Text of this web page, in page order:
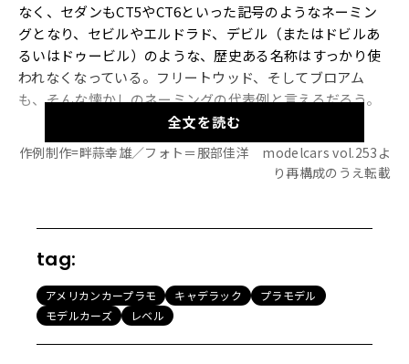
なく、セダンもCT5やCT6といった記号のようなネーミン
グとなり、セビルやエルドラド、デビル（またはドビルあ
るいはドゥービル）のような、歴史ある名称はすっかり使
われなくなっている。フリートウッド、そしてブロアム
も、そんな懐かしのネーミングの代表例と言えるだろう。
【画像21枚】マイルドカスタムでも堂々たる風貌、その詳
のボディ製造を手掛け続けたコーチビルダーの名前で（そ
の来歴を辿るとさらに色々あるが省略）、キャデラックの4
ドア車における最高級モデル・60スペシャルには、1950、
1960年代を通してフリートウッドの名が使われてきた。19
65年型フリートウッド60スペシャルにおいてオプションパ
全文を読む
作例制作=畔蒜幸雄／フォト＝服部佳洋 modelcars vol.253よ
り再構成のうえ転載
tag:
アメリカンカープラモ キャデラック
プラモデル
モデルカーズ
レベル